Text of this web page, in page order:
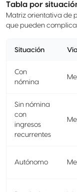
Tabla por
Matriz orientativa de
que pueden
Situación
Con
nómina
Sin nómina
con
ingresos
recurrentes
Autónomo